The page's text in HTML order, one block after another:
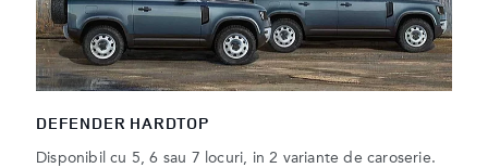
DEFENDER HARDTOP
Disponibil cu 5, 6 sau 7 locuri, in 2 variante de caroserie.